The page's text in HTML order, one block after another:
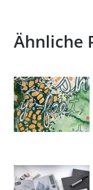
Ähnliche